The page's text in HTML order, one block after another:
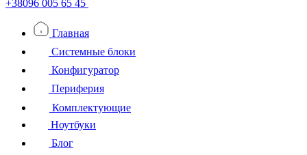
+38096 005 65 45
Главная
Системные блоки
Конфигуратор
Периферия
Комплектующие
Ноутбуки
Блог